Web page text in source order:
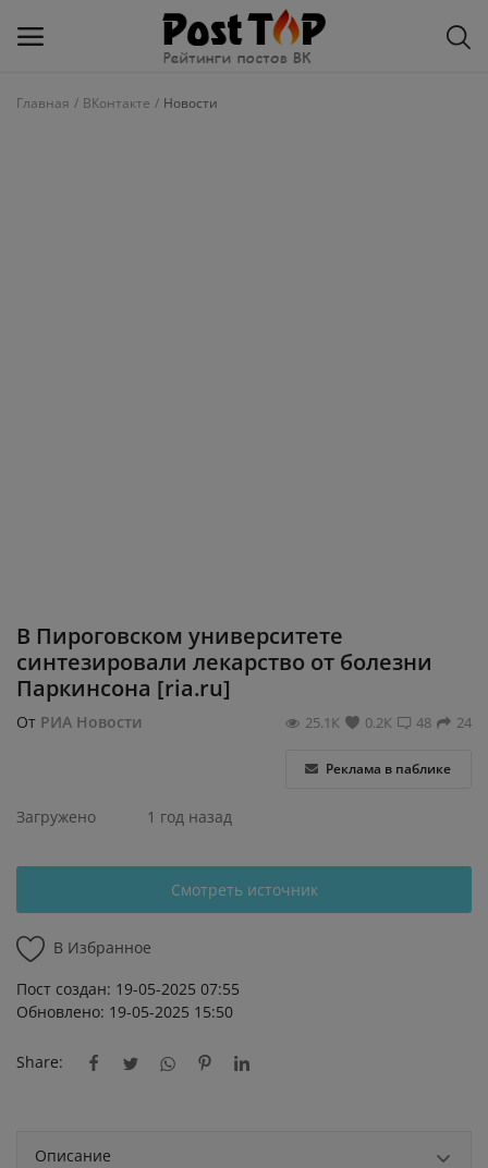
Главная ВКонтакте Новости
В Пироговском университете
синтезировали лекарство от болезни
Паркинсона [ria.ru]
От РИА Новости 24
48
0.2К
25.1К
Реклама в паблике
Загружено 1 год назад
Смотреть источник
В Избранное
Пост создан: 19-05-2025 07:55
Обновлено: 19-05-2025 15:50
Share:
Описание